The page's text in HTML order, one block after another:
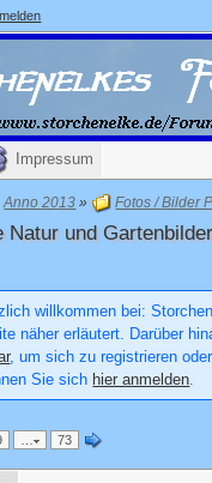
Impressum
Anno 2013 » Fotos / Bilder
Natur und
willkommen bei:
näher erläutert. Darüber
, um sich zu registrieren
Sie sich hier anmelden.
… 73